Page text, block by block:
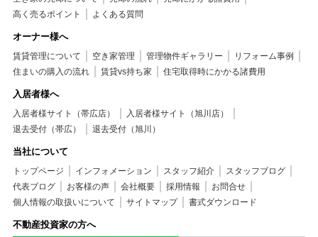
高く売るポイント
よくある質問
オーナー様へ
賃貸管理について 空き家管理 管理物件ギャラリー
リフォーム事例
住まいの購入の流れ
賃貸vs持ち家 住宅取得時にかかる諸費用
入居者様へ
入居者様サイト（帯広店）
入居者様サイト（旭川店）
退去受付（帯広）
退去受付（旭川）
当社について
トップページ インフォメーション スタッフ紹介
スタッフブログ
代表ブログ
お客様の声 会社概要 採用情報
お問合せ
個人情報の取扱いについて
サイトマップ 書式ダウンロード
不動産投資家の方へ